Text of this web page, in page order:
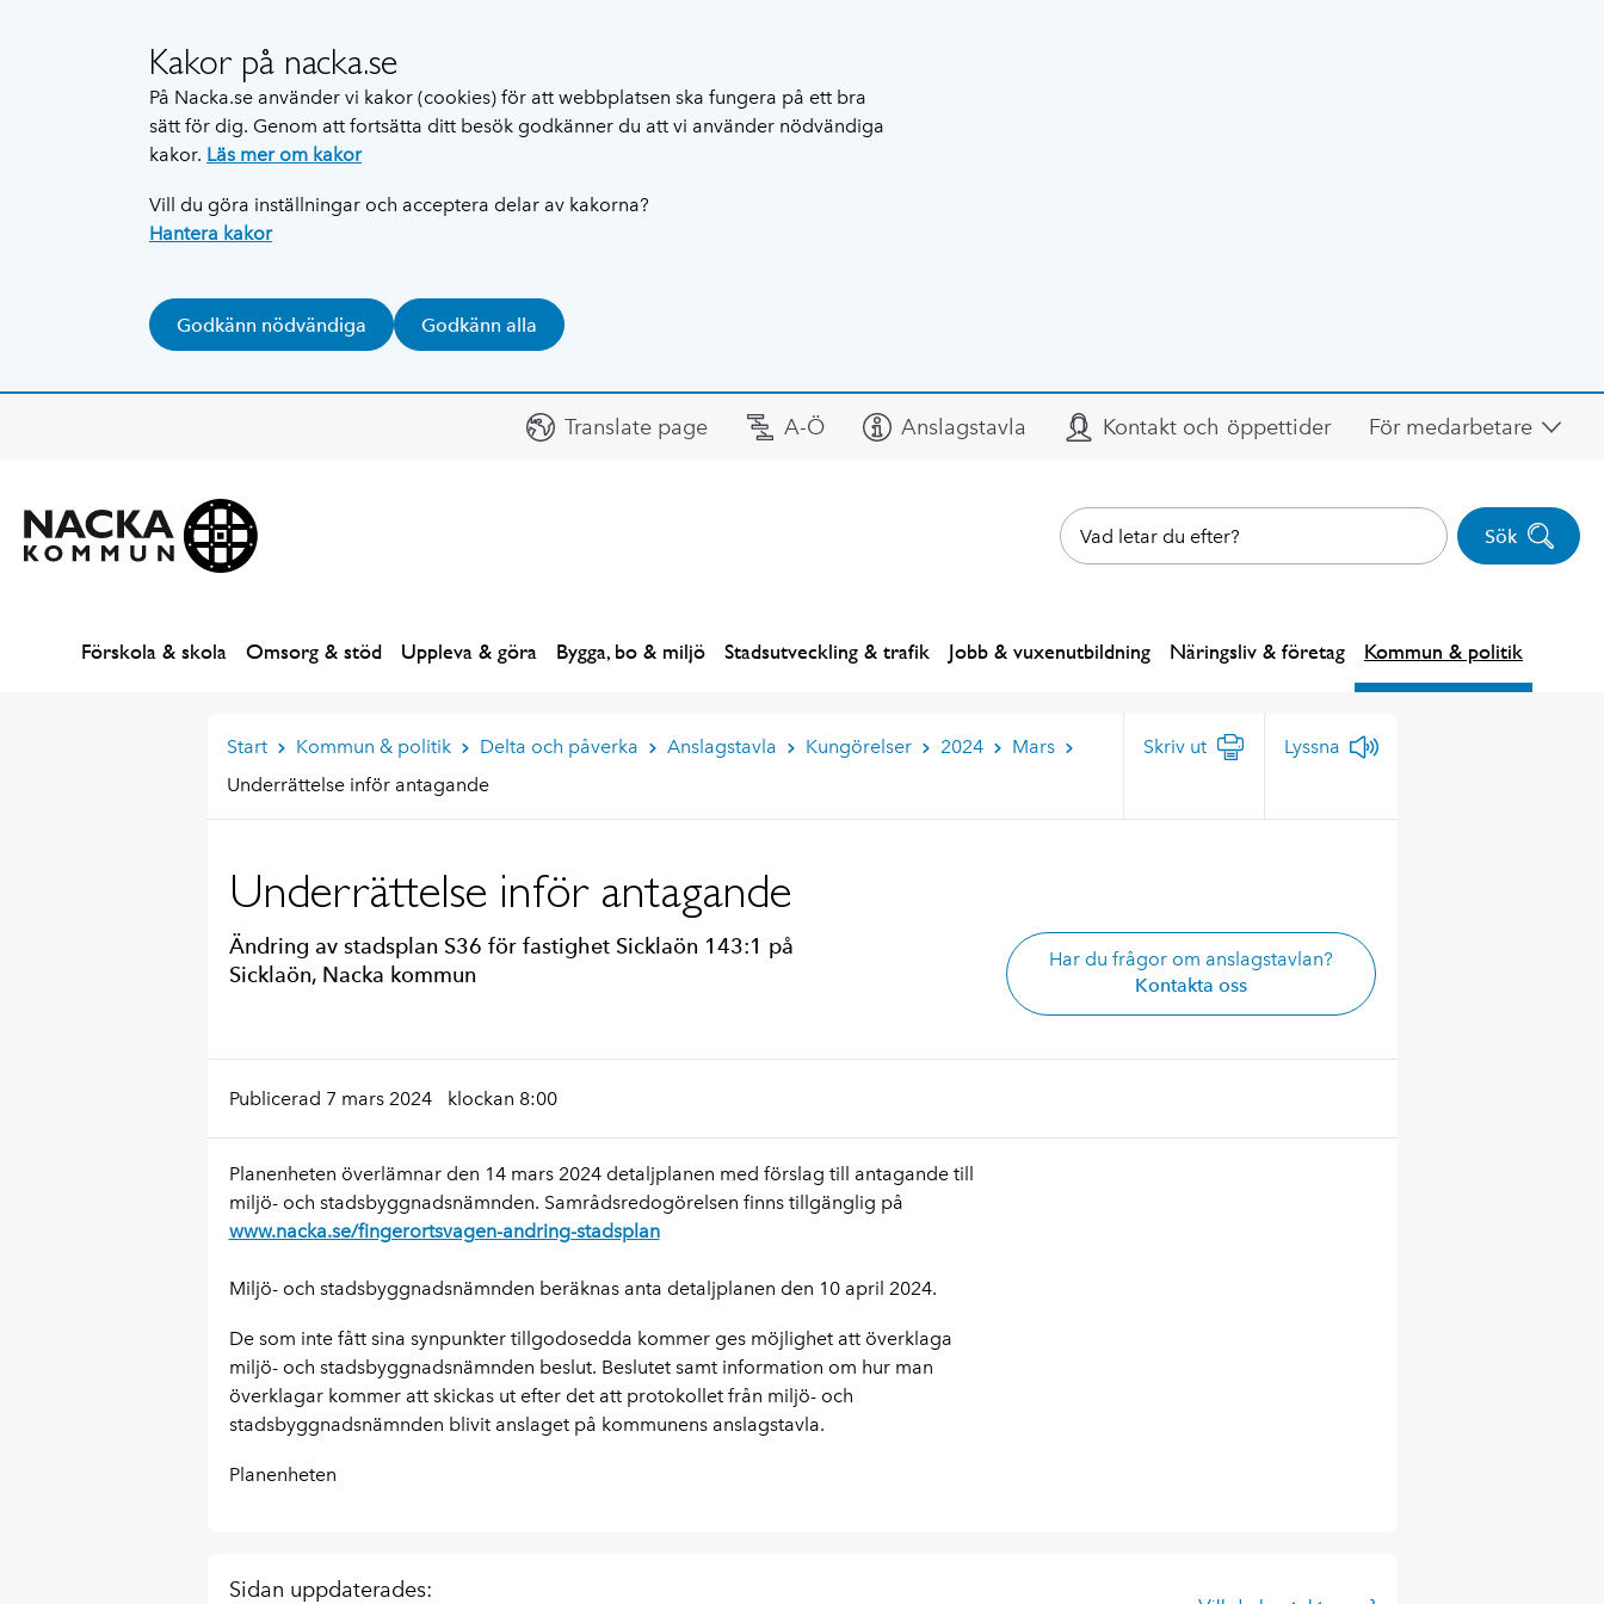
Kakor på nacka.se
På Nacka.se använder vi kakor (cookies) för att webbplatsen ska fungera på ett bra
sätt för dig. Genom att fortsätta ditt besök godkänner du att vi använder nödvändiga
kakor. Läs mer om kakor
Vill du göra inställningar och acceptera delar av kakorna?
Hantera kakor
Godkänn nödvändiga Godkänn alla
Translate page A-Ö Anslagstavla Kontakt och öppettider För medarbetare
Sök
Förskola & skola Omsorg & stöd Uppleva & göra Bygga, bo & miljö Stadsutveckling & trafik Jobb & vuxenutbildning Näringsliv & företag Kommun & politik
Start Kommun & politik Delta och påverka Anslagstavla Kungörelser 2024
Mars
Underrättelse inför antagande
Skriv ut Lyssna
Underrättelse inför antagande
Ändring av stadsplan S36 för fastighet Sicklaön 143:1 på
Sicklaön, Nacka kommun
Har du frågor om anslagstavlan?
Kontakta oss
Publicerad 7 mars 2024 klockan 8:00
Planenheten överlämnar den 14 mars 2024 detaljplanen med förslag till antagande till
miljö- och stadsbyggnadsnämnden. Samrådsredogörelsen finns tillgänglig på
www.nacka.se/fingerortsvagen-andring-stadsplan
Miljö- och stadsbyggnadsnämnden beräknas anta detaljplanen den 10 april 2024.
De som inte fått sina synpunkter tillgodosedda kommer ges möjlighet att överklaga
miljö- och stadsbyggnadsnämnden beslut. Beslutet samt information om hur man
överklagar kommer att skickas ut efter det att protokollet från miljö- och
stadsbyggnadsnämnden blivit anslaget på kommunens anslagstavla.
Planenheten
Sidan uppdaterades: